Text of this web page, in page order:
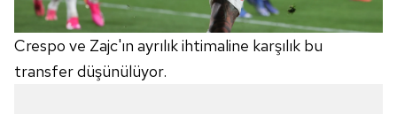
Crespo ve Zajc'ın ayrılık ihtimaline karşılık bu
transfer düşünülüyor.